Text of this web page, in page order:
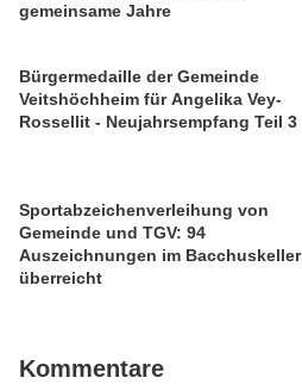
gemeinsame Jahre
Bürgermedaille der Gemeinde
Veitshöchheim für Angelika Vey-
Rossellit - Neujahrsempfang Teil 3
Sportabzeichenverleihung von
Gemeinde und TGV: 94
Auszeichnungen im Bacchuskeller
überreicht
Kommentare